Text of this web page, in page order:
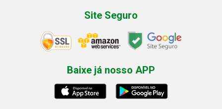
Site Seguro
Baixe já nosso APP